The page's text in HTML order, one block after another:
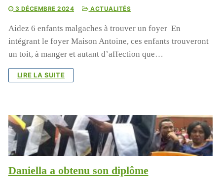
3 DÉCEMBRE 2024 ACTUALITÉS
Aidez 6 enfants malgaches à trouver un foyer En
intégrant le foyer Maison Antoine, ces enfants trouveront
un toit, à manger et autant d’affection que…
LIRE LA SUITE
Daniella a obtenu son diplôme